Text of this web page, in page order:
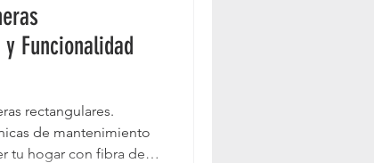
Funcionalidad
rectangulares.
de mantenimiento
tu hogar con fibra de